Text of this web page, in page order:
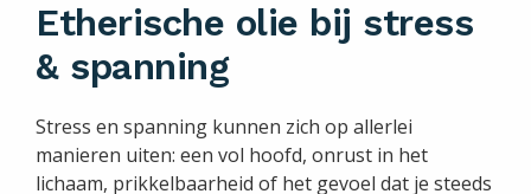
Etherische olie bij stress
& spanning
Stress en spanning kunnen zich op allerlei
manieren uiten: een vol hoofd, onrust in het
lichaam, prikkelbaarheid of het gevoel dat je steeds